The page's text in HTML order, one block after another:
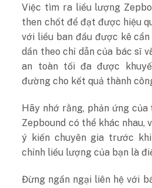
Việc tìm ra liều lượng
then chốt để đạt được hiệu
với liều ban đầu được kê
dần theo chỉ dẫn của bác sĩ
an toàn tối đa được
đường cho kết quả thành
Hãy nhớ rằng, phản ứng
Zepbound có thể khác nhau,
ý kiến ​​​​chuyên gia trước
chỉnh liều lượng của bạn là
Đừng ngần ngại liên hệ với